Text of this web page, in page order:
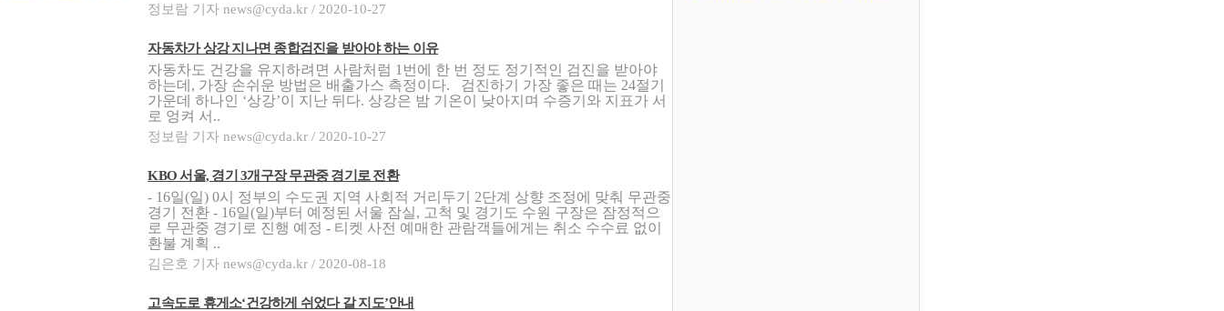
정보람 기자 news@cyda.kr / 2020-10-27
자동차가 상강 지나면 종합검진을 받아야 하는 이유
자동차도 건강을 유지하려면 사람처럼 1번에 한 번 정도 정기적인 검진을 받아야
하는데, 가장 손쉬운 방법은 배출가스 측정이다. 검진하기 가장 좋은 때는 24절기
가운데 하나인 ‘상강’이 지난 뒤다. 상강은 밤 기온이 낮아지며 수증기와 지표가 서
로 엉켜 서..
정보람 기자 news@cyda.kr / 2020-10-27
KBO 서울, 경기 3개구장 무관중 경기로 전환
- 16일(일) 0시 정부의 수도권 지역 사회적 거리두기 2단계 상향 조정에 맞춰 무관중
경기 전환 - 16일(일)부터 예정된 서울 잠실, 고척 및 경기도 수원 구장은 잠정적으
로 무관중 경기로 진행 예정 - 티켓 사전 예매한 관람객들에게는 취소 수수료 없이
환불 계획 ..
김은호 기자 news@cyda.kr / 2020-08-18
고속도로 휴게소‘건강하게 쉬었다 갈 지도’안내